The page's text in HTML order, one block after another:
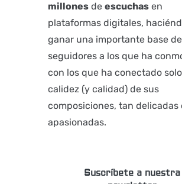
millonesde escuchasen
plataformas digitales,
ganar una importante base de
seguidores a los que ha
con los que ha conectado
calidez (y calidad) de sus
composiciones, tan delicadas
apasionadas.
Suscríbete a nuestra